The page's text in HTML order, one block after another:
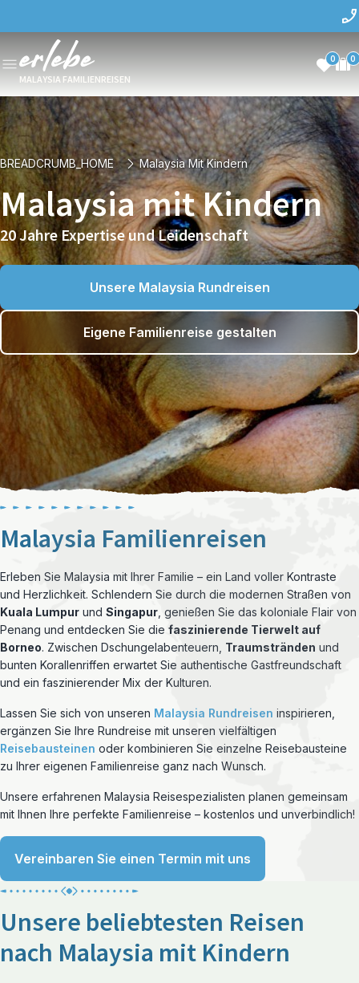
MALAYSIA FAMILIENREISEN
0 0
BREADCRUMB_HOME Malaysia Mit Kindern
Malaysia mit Kindern
20 Jahre Expertise und Leidenschaft
Unsere Malaysia Rundreisen
Eigene Familienreise gestalten
Malaysia Familienreisen
Erleben Sie Malaysia mit Ihrer Familie – ein Land voller Kontraste
und Herzlichkeit. Schlendern Sie durch die modernen Straßen von
Kuala Lumpur und Singapur , genießen Sie das koloniale Flair von
Penang und entdecken Sie die faszinierende Tierwelt auf
Borneo. Zwischen Dschungelabenteuern, Traumstränden und
bunten Korallenriffen erwartet Sie authentische Gastfreundschaft
und ein faszinierender Mix der Kulturen.
Lassen Sie sich von unseren Malaysia Rundreisen inspirieren,
ergänzen Sie Ihre Rundreise mit unseren vielfältigen
Reisebausteinen oder kombinieren Sie einzelne Reisebausteine
zu Ihrer eigenen Familienreise ganz nach Wunsch.
Unsere erfahrenen Malaysia Reisespezialisten planen gemeinsam
mit Ihnen Ihre perfekte Familienreise – kostenlos und unverbindlich!
Vereinbaren Sie einen Termin mit uns
Unsere beliebtesten Reisen
nach Malaysia mit Kindern